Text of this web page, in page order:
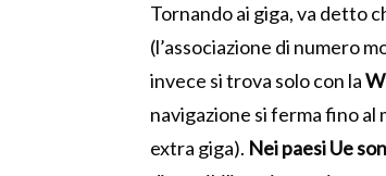
Tornando ai giga, va detto
(l’associazione di numero
invece si trova solo con la
navigazione si ferma fino
extra giga). Nei paesi Ue